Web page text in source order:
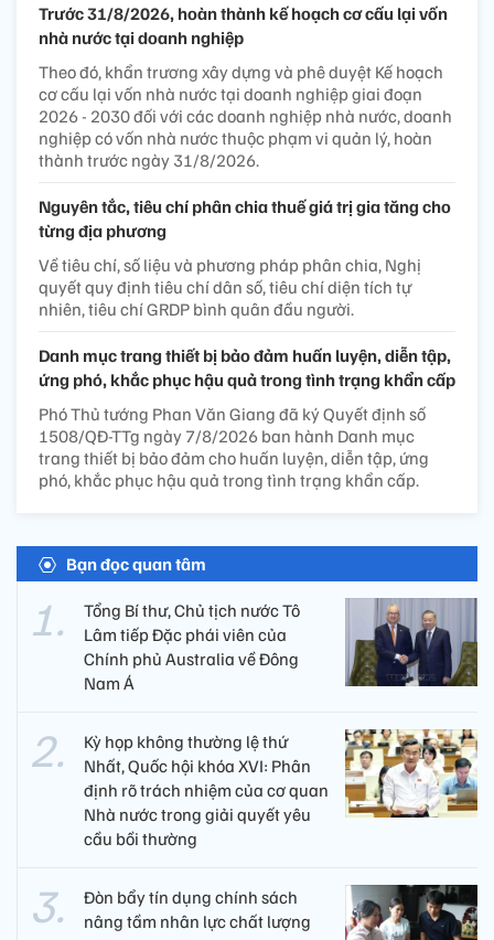
Trước 31/8/2026, hoàn thành kế hoạch cơ cấu lại vốn
nhà nước tại doanh nghiệp
Theo đó, khẩn trương xây dựng và phê duyệt Kế hoạch
cơ cấu lại vốn nhà nước tại doanh nghiệp giai đoạn
2026 - 2030 đối với các doanh nghiệp nhà nước, doanh
nghiệp có vốn nhà nước thuộc phạm vi quản lý, hoàn
thành trước ngày 31/8/2026.
Nguyên tắc, tiêu chí phân chia thuế giá trị gia tăng cho
từng địa phương
Về tiêu chí, số liệu và phương pháp phân chia, Nghị
quyết quy định tiêu chí dân số, tiêu chí diện tích tự
nhiên, tiêu chí GRDP bình quân đầu người.
Danh mục trang thiết bị bảo đảm huấn luyện, diễn tập,
ứng phó, khắc phục hậu quả trong tình trạng khẩn cấp
Phó Thủ tướng Phan Văn Giang đã ký Quyết định số
1508/QĐ-TTg ngày 7/8/2026 ban hành Danh mục
trang thiết bị bảo đảm cho huấn luyện, diễn tập, ứng
phó, khắc phục hậu quả trong tình trạng khẩn cấp.
Bạn đọc quan tâm
Tổng Bí thư, Chủ tịch nước Tô
Lâm tiếp Đặc phái viên của
Chính phủ Australia về Đông
Nam Á
Kỳ họp không thường lệ thứ
Nhất, Quốc hội khóa XVI: Phân
định rõ trách nhiệm của cơ quan
Nhà nước trong giải quyết yêu
cầu bồi thường
Đòn bẩy tín dụng chính sách
nâng tầm nhân lực chất lượng